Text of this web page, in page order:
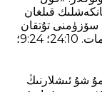
قىلغان
سۆزۈمنى تۇتقان
بولسا، ئۇلار سىلەرنىڭكىنىمۇ تۇتىدۇ. ◘ 15:20 مات. 10‏:24؛ 24‏:9؛
شۇ ئىشلارنىڭ